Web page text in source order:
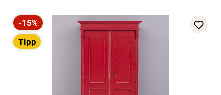
Rabatt
-15%
Tipp